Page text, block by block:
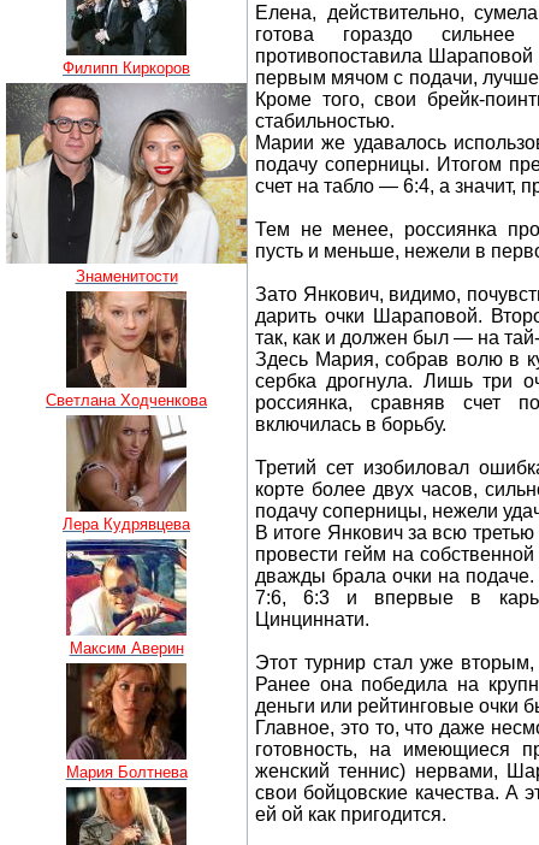
Филипп Киркоров
Знаменитости
Светлана Ходченкова
Лера Кудрявцева
Максим Аверин
Мария Болтнева
Елена, действительно,
готова гораздо
противопоставила Шараповой
первым мячом с подачи,
Кроме того, свои брейк-
стабильностью.
Марии же удавалось
подачу соперницы. Итогом
счет на табло — 6:4, а значит,
Тем не менее, россиянка
пусть и меньше, нежели в
Зато Янкович, видимо,
дарить очки Шараповой.
так, как и должен был — на
Здесь Мария, собрав волю в
сербка дрогнула. Лишь три
россиянка, сравняв
включилась в борьбу.
Третий сет изобиловал
корте более двух часов,
подачу соперницы, нежели
В итоге Янкович за всю
провести гейм на
дважды брала очки на подаче.
7:6, 6:3 и впервые в
Цинциннати.
Этот турнир стал уже
Ранее она победила на
деньги или рейтинговые очки
Главное, это то, что даже
готовность, на имеющиеся
женский теннис) нервами,
свои бойцовские качества. А
ей ой как пригодится.